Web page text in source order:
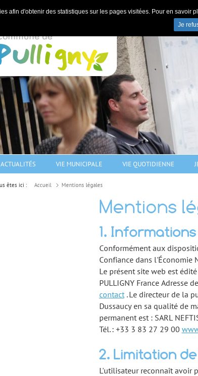
afin d'obtenir des statistiques sur les pages visitées. Pour en
Je
Commune de Pulligny -
ACTUALITÉS VIE MUNICIPALE VIE QUOTIDIENNE
êtes ici : Accueil Mentions légales
Mentions
1.
Conformément aux
Confiance dans l'Économie
Le présent site web est
PULLIGNY France Adresse
contact. Le directeur de la
Dussaucy en sa qualité de
permanent est : SARL
Tél. : +33 3 83 27 29 00
2. Limitation
L'utilisateur reconnaît avoir